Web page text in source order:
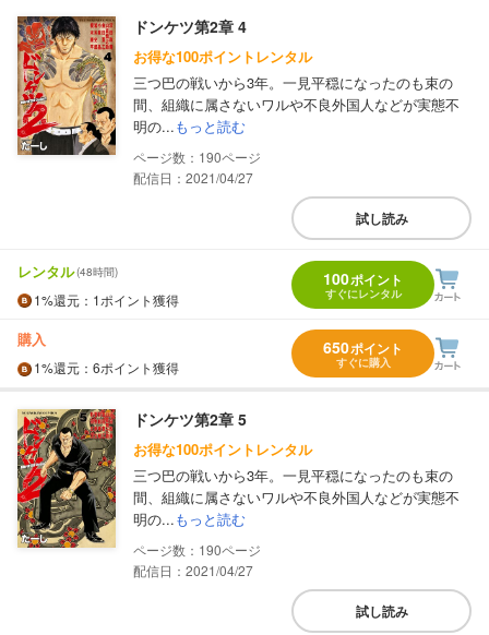
ドンケツ第2章 4
お得な100ポイントレンタル
三つ巴の戦いから3年。一見平穏になったのも束の
間、組織に属さないワルや不良外国人などが実態不
明の...もっと読む
190
配信日：2021/04/27
試し読み
レンタル(48時間)
1%還元 ：1ポイント獲得
100ポイント
すぐにレンタル
購入
1%還元 ：6ポイント獲得
650ポイント
すぐに購入
ドンケツ第2章 5
お得な100ポイントレンタル
三つ巴の戦いから3年。一見平穏になったのも束の
間、組織に属さないワルや不良外国人などが実態不
明の...もっと読む
190
配信日：2021/04/27
試し読み